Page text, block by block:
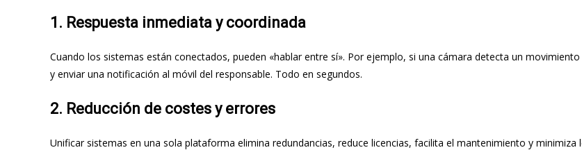
1. Respuesta inmediata y coordinada
Cuando los sistemas están conectados, pueden «hablar entre sí». Por ejemplo, si una cámara detecta un
y enviar una notificación al móvil del responsable. Todo en segundos.
2. Reducción de costes y errores
Unificar sistemas en una sola plataforma elimina redundancias, reduce licencias, facilita el mantenimiento y